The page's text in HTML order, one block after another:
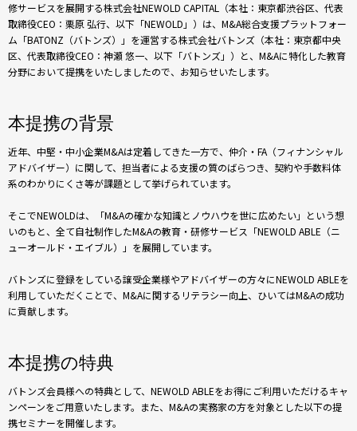
修サービスを展開する株式会社NEWOLD CAPITAL（本社：東京都渋谷区、代表
取締役CEO：栗原 弘行、以下「NEWOLD」）は、M&A総合支援プラットフォー
ム「BATONZ（バトンズ）」を運営する株式会社バトンズ（本社：東京都中央
区、代表取締役CEO：神瀬 悠一、以下「バトンズ」）と、M&Aに特化した教育
分野において提携をいたしましたので、お知らせいたします。
本提携の背景
近年、中堅・中小企業M&Aは定着してきた一方で、仲介・FA（フィナンシャル
アドバイザー）に関して、担当者による支援の質のばらつき、契約や手数料体
系のわかりにくさ等が課題として挙げられています。
そこでNEWOLDは、「M&Aの確かな知識とノウハウを世に広めたい」という想
いのもと、全て自社制作したM&Aの教育・研修サービス「NEWOLD ABLE（ニ
ューオールド・エイブル）」を展開しています。
バトンズに登録をしている譲受企業様やアドバイザーの方々にNEWOLD ABLEを
利用していただくことで、M&Aに関するリテラシー向上、ひいてはM&Aの成功
に貢献します。
本提携の特典
バトンズ会員様への特典として、NEWOLD ABLEをお得にご利用いただけるキャ
ンペーンをご用意いたします。また、M&Aの実務家の方を対象とした以下の提
携セミナーを開催します。